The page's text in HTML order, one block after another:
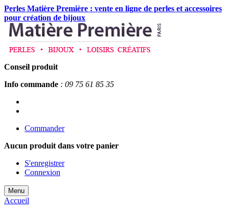
Perles Matière Première : vente en ligne de perles et accessoires
pour création de bijoux
Conseil produit
Info commande : 09 75 61 85 35
Commander
Aucun produit dans votre panier
S'enregistrer
Connexion
Menu
Accueil